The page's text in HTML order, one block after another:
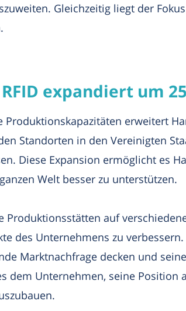
Gleichzeitig liegt der
expandiert um
erweitert
Standorten in den Vereinigten
Diese Expansion ermöglicht es
Welt besser zu unterstützen.
Produktionsstätten auf
des Unternehmens zu
Marktnachfrage decken und
dem Unternehmen, seine Position